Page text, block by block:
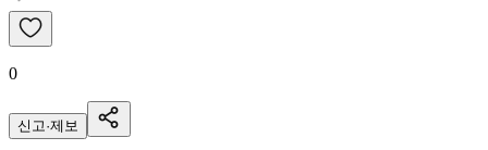
0
신고·제보